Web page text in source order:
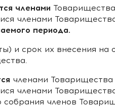
членами
членами
периода.
и срок их внесения на
членами
членами
членов